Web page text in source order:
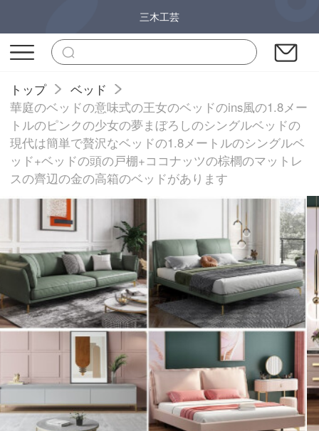
三木工芸
トップ
ベッド
華庭のベッドの意味式の王女のベッドのins風の1.8メー
トルのピンクの少女の夢まぼろしのシングルベッドの
現代は簡単で贅沢なベッドの1.8メートルのシングルベ
ッド+ベッドの頭の戸棚+ココナッツの棕櫚のマットレ
スの齊辺の金の高箱のベッドがあります